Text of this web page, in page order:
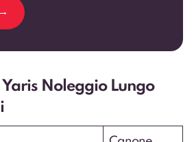
Noleggio Lungo